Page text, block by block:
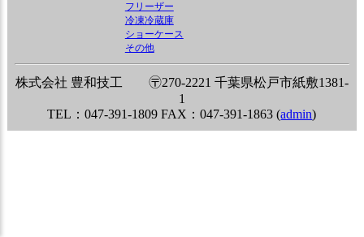
フリーザー
冷凍冷蔵庫
ショーケース
その他
株式会社 豊和技工 〶270-2221 千葉県松戸市紙敷1381-
1
TEL：047-391-1809 FAX：047-391-1863 (admin)